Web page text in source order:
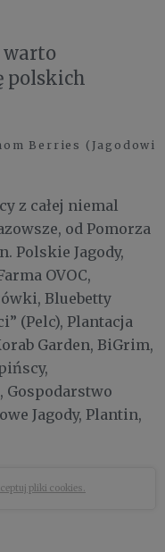
warto
polskich
Berries (Jagodowi
z całej niemal
od Pomorza
Polskie Jagody,
OVOC,
Bluebetty
(Pelc), Plantacja
Garden, BiGrim,
Gospodarstwo
Jagody, Plantin,
pliki cookies.